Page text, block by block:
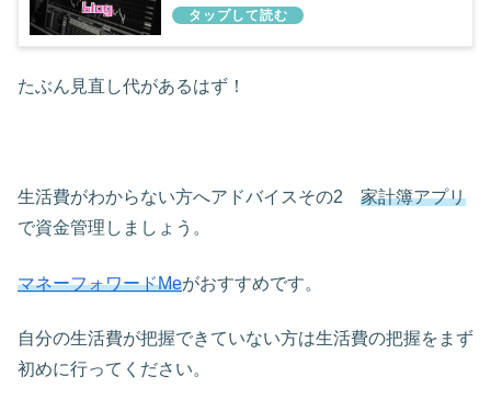
たぶん見直し代があるはず！
生活費がわからない方へアドバイスその2 家計簿アプリ
で資金管理しましょう。
マネーフォワードMeがおすすめです。
自分の生活費が把握できていない方は生活費の把握をまず
初めに行ってください。